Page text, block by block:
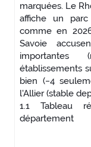
marquées. Le
affiche un
comme en
Savoie
importantes
établissements
bien (−4
l'Allier (stable
1.1 Tableau
département